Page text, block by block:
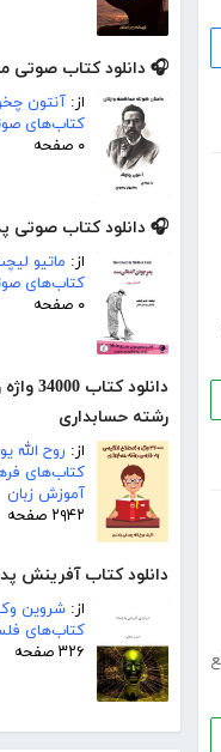
🎧 دانلود کتاب صوتی
از: آنتون
کتاب‌های
۰ صفحه
🎧 دانلود کتاب صوتی
از: ماتیو
کتاب‌های
۰ صفحه
رشته حسابداری
از: روح الله
کتاب‌های
آموزش زبان
۲۹۴۲ صفحه
دانلود کتاب آفرینش
از: شروین
کتاب‌های
۳۲۶ صفحه